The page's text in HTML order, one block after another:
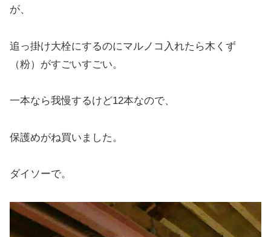
が、
追っ掛け大栓にするのにマルノコ入れたら木くず
（粉）がすごいすごい。
一本なら我慢するけど12本なので、
保護めがね買いました。
ダイソーで。